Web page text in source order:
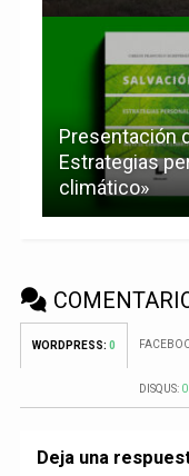
Presentación
Estrategias
climático»
WORDPRESS: 0
DISQUS: 0
Deja una